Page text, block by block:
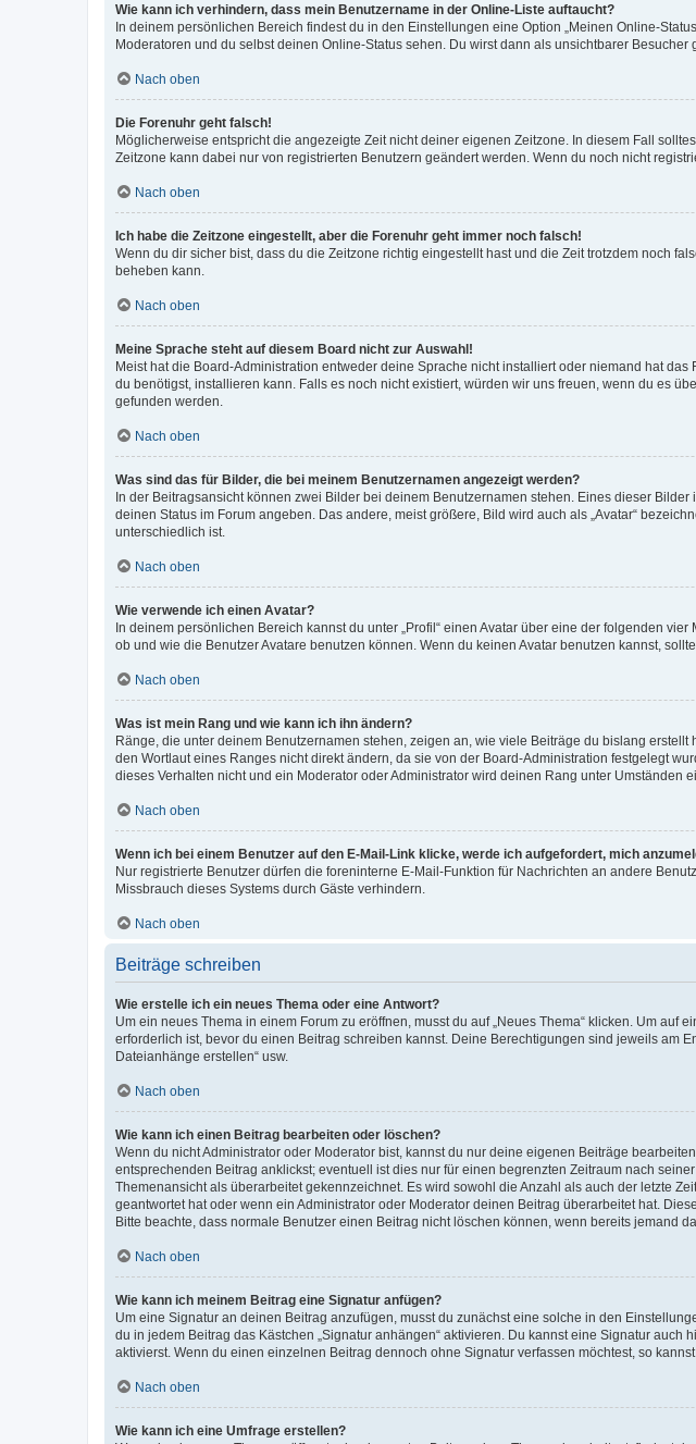
Wie kann ich verhindern, dass mein Benutzername in der Online-Liste auftaucht?
In deinem persönlichen Bereich findest du in den Einstellungen eine Option „Meinen Online-
Moderatoren und du selbst deinen Online-Status sehen. Du wirst dann als unsichtbarer Besucher
Nach oben
Die Forenuhr geht falsch!
Möglicherweise entspricht die angezeigte Zeit nicht deiner eigenen Zeitzone. In diesem Fall
Zeitzone kann dabei nur von registrierten Benutzern geändert werden. Wenn du noch nicht
Nach oben
Ich habe die Zeitzone eingestellt, aber die Forenuhr geht immer noch falsch!
Wenn du dir sicher bist, dass du die Zeitzone richtig eingestellt hast und die Zeit trotzdem noch
beheben kann.
Nach oben
Meine Sprache steht auf diesem Board nicht zur Auswahl!
Meist hat die Board-Administration entweder deine Sprache nicht installiert oder niemand hat
du benötigst, installieren kann. Falls es noch nicht existiert, würden wir uns freuen, wenn du es
gefunden werden.
Nach oben
Was sind das für Bilder, die bei meinem Benutzernamen angezeigt werden?
In der Beitragsansicht können zwei Bilder bei deinem Benutzernamen stehen. Eines dieser
deinen Status im Forum angeben. Das andere, meist größere, Bild wird auch als „Avatar“
unterschiedlich ist.
Nach oben
Wie verwende ich einen Avatar?
In deinem persönlichen Bereich kannst du unter „Profil“ einen Avatar über eine der folgenden
ob und wie die Benutzer Avatare benutzen können. Wenn du keinen Avatar benutzen kannst,
Nach oben
Was ist mein Rang und wie kann ich ihn ändern?
Ränge, die unter deinem Benutzernamen stehen, zeigen an, wie viele Beiträge du bislang
den Wortlaut eines Ranges nicht direkt ändern, da sie von der Board-Administration festgelegt
dieses Verhalten nicht und ein Moderator oder Administrator wird deinen Rang unter Umständen
Nach oben
Wenn ich bei einem Benutzer auf den E-Mail-Link klicke, werde ich aufgefordert, mich
Nur registrierte Benutzer dürfen die foreninterne E-Mail-Funktion für Nachrichten an andere
Missbrauch dieses Systems durch Gäste verhindern.
Nach oben
Beiträge schreiben
Wie erstelle ich ein neues Thema oder eine Antwort?
Um ein neues Thema in einem Forum zu eröffnen, musst du auf „Neues Thema“ klicken. Um auf
erforderlich ist, bevor du einen Beitrag schreiben kannst. Deine Berechtigungen sind jeweils am
Dateianhänge erstellen“ usw.
Nach oben
Wie kann ich einen Beitrag bearbeiten oder löschen?
Wenn du nicht Administrator oder Moderator bist, kannst du nur deine eigenen Beiträge
entsprechenden Beitrag anklickst; eventuell ist dies nur für einen begrenzten Zeitraum nach
Themenansicht als überarbeitet gekennzeichnet. Es wird sowohl die Anzahl als auch der letzte
geantwortet hat oder wenn ein Administrator oder Moderator deinen Beitrag überarbeitet hat.
Bitte beachte, dass normale Benutzer einen Beitrag nicht löschen können, wenn bereits jemand
Nach oben
Wie kann ich meinem Beitrag eine Signatur anfügen?
Um eine Signatur an deinen Beitrag anzufügen, musst du zunächst eine solche in den
du in jedem Beitrag das Kästchen „Signatur anhängen“ aktivieren. Du kannst eine Signatur
aktivierst. Wenn du einen einzelnen Beitrag dennoch ohne Signatur verfassen möchtest, so
Nach oben
Wie kann ich eine Umfrage erstellen?